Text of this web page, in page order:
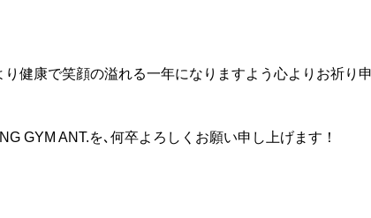
健康で笑顔の溢れる一年になりますよう心よりお祈り申
GYM ANT.を､何卒よろしくお願い申し上げます！